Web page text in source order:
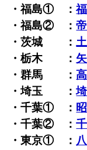
・福島① ：
・福島② ：
・茨城 ：
・栃木 ：
・群馬 ：
・埼玉 ：
・千葉① ：
・千葉② ：
・東京① ：